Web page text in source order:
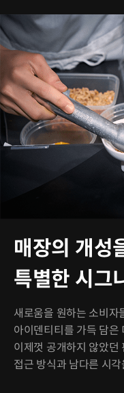
매장의 개성
특별한 시그
새로움을 원하는 소비자
아이덴티티를 가득 담은
이제껏 공개하지 않았던
접근 방식과 남다른 시